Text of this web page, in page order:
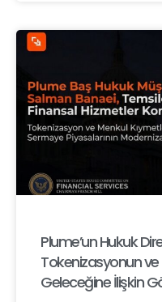
Plume’un Hukuk
Tokenizasyonun ve
Geleceğine İlişkin